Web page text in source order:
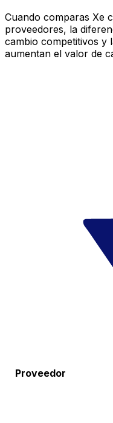
Cuando comparas Xe
proveedores, la
cambio competitivos y
aumentan el valor de
Proveedor